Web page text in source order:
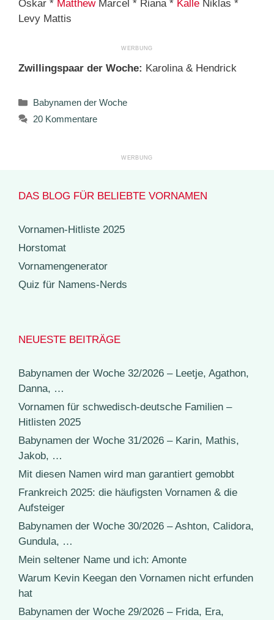
Oskar * MatthewMarcel * Riana * Kalle Niklas *
Levy Mattis
Zwillingspaar der Woche: Karolina & Hendrick
Kategorien
Babynamen der Woche
20 Kommentare
DAS BLOG FÜR BELIEBTE VORNAMEN
Vornamen-Hitliste 2025
Horstomat
Vornamengenerator
Quiz für Namens-Nerds
NEUESTE BEITRÄGE
Babynamen der Woche 32/2026 – Leetje, Agathon,
Danna, …
Vornamen für schwedisch-deutsche Familien –
Hitlisten 2025
Babynamen der Woche 31/2026 – Karin, Mathis,
Jakob, …
Mit diesen Namen wird man garantiert gemobbt
Frankreich 2025: die häufigsten Vornamen & die
Aufsteiger
Babynamen der Woche 30/2026 – Ashton, Calidora,
Gundula, …
Mein seltener Name und ich: Amonte
Warum Kevin Keegan den Vornamen nicht erfunden
hat
Babynamen der Woche 29/2026 – Frida, Era,